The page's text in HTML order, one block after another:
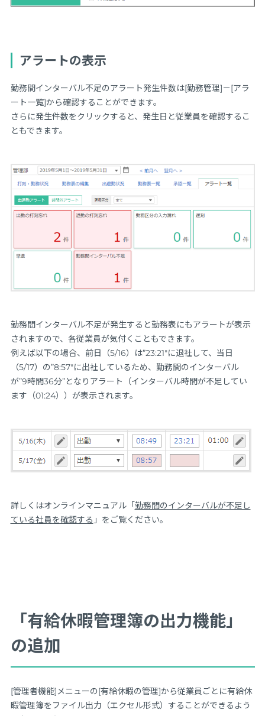
アラートの表示
勤務間インターバル不足のアラート発生件数は[勤務管理]－[アラ
ート一覧]から確認することができます。
さらに発生件数をクリックすると、発生日と従業員を確認するこ
ともできます。
勤務間インターバル不足が発生すると勤務表にもアラートが表示
されますので、各従業員が気付くこともできます。
例えば以下の場合、前日（5/16）は”23:21″に退社して、当日
（5/17）の”8:57″に出社しているため、勤務間のインターバル
が”9時間36分”となりアラート（インターバル時間が不足してい
ます（01:24））が表示されます。
詳しくはオンラインマニュアル「 勤務間のインターバルが不足し
ている社員を確認する 」をご覧ください。
「有給休暇管理簿の出力機能」
の追加
[管理者機能]メニューの[有給休暇の管理]から従業員ごとに有給休
暇管理簿をファイル出力（エクセル形式）することができるよう